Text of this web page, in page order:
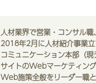
人材業界で営業・コンサル
2018年2月に人材紹介事業
コミュニケーション本部（
サイトのWebマーケティン
Web施策全般をリーダー職と